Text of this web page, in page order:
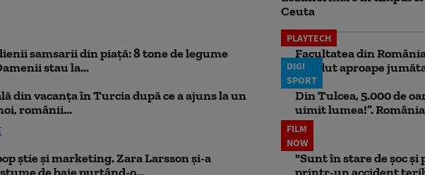
Ceuta
samsarii din piață: 8 tone de legume
stau la...
PLAYTECH
Facultatea din
pierdut aproape
din vacanța în Turcia după ce a ajuns la un
românii...
DIGI
SPORT
Din Tulcea, 5.000 de
uimit lumea!”.
știe și marketing. Zara Larsson și-a
FILM
NOW
"Sunt în stare de șoc